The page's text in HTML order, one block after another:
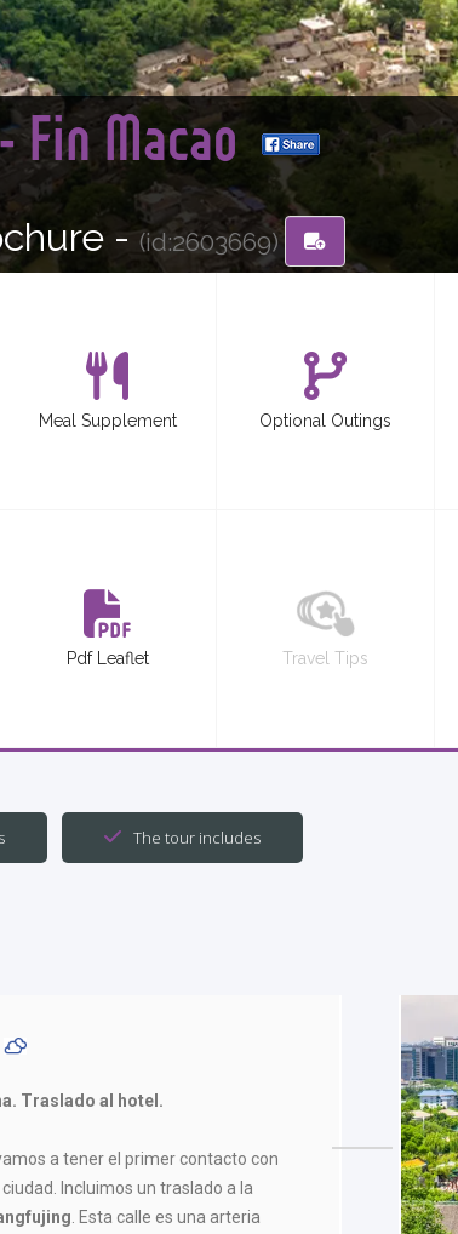
Fin Macao
-(id:2603669)
Meal Supplement Optional Outings
Pdf Leaflet Travel Tips
The tour includes
Traslado al hotel.
a tener el primer contacto con
Incluimos un traslado a la
. Esta calle es una arteria